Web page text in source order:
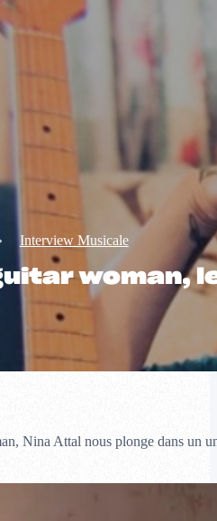
Interview Musicale
woman,
Nina Attal nous plonge dans un